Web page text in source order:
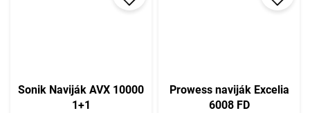
Sonik Naviják AVX 10000
1+1
Prowess naviják Excelia
6008 FD